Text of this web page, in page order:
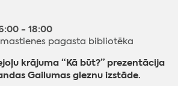
- 18:00
pagasta bibliotēka
krājuma “Kā būt?” prezentācija
Gailumas gleznu izstāde.